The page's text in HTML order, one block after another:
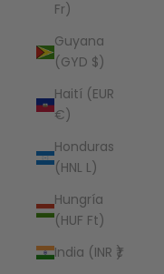
Fr)
Guyana
(GYD $)
Haití (EUR
€)
Honduras
(HNL L)
Hungría
(HUF Ft)
India (INR ₹)